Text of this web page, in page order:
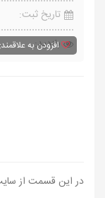
تاریخ ثبت:
بازدید:
افزودن به
در این قسمت از